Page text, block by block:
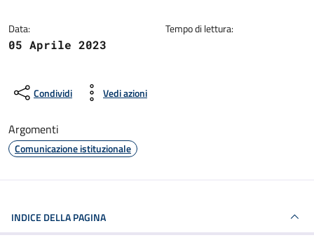
Data:
05 Aprile 2023
Tempo di lettura:
Condividi Vedi azioni
Argomenti
Comunicazione istituzionale
INDICE DELLA PAGINA